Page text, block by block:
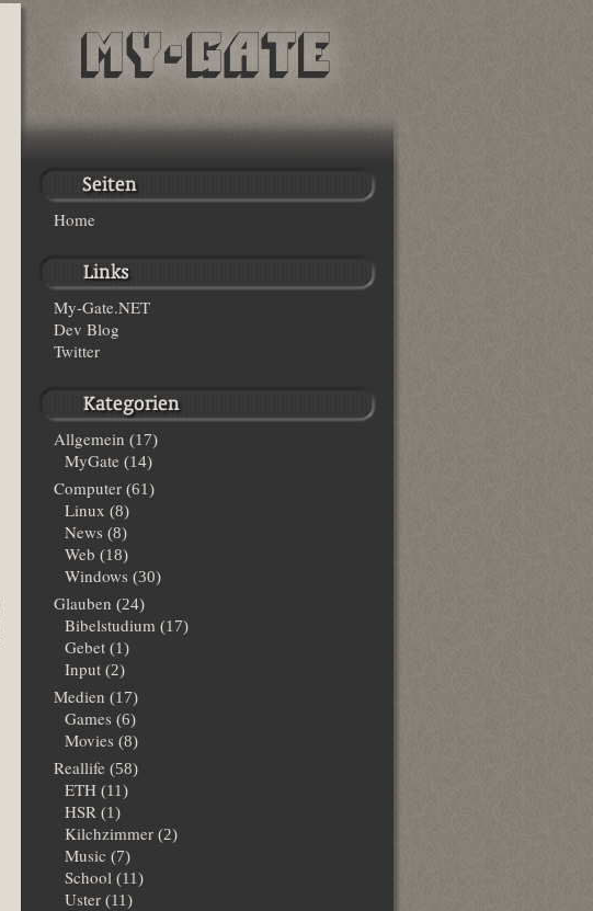
Home
My-Gate.NET
Dev Blog
Twitter
Allgemein (17)
MyGate (14)
Computer (61)
Linux (8)
News (8)
Web (18)
Windows (30)
Glauben (24)
Bibelstudium (17)
Gebet (1)
Input (2)
Medien (17)
Games (6)
Movies (8)
Reallife (58)
ETH (11)
HSR (1)
Kilchzimmer (2)
Music (7)
School (11)
Uster (11)